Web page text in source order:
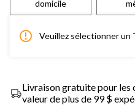
domicile
Veuillez sélectionner un
Livraison gratuite pour les
valeur de plus de 99 $